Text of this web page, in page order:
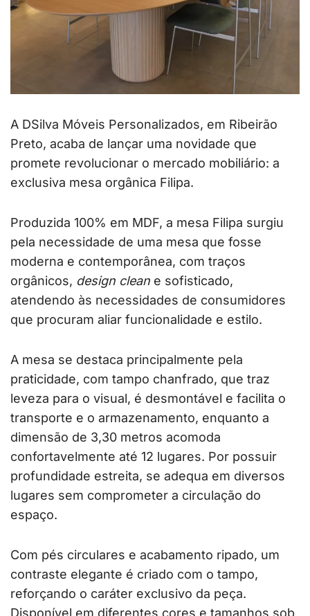
A DSilva Móveis Personalizados, em Ribeirão
Preto, acaba de lançar uma novidade que
promete revolucionar o mercado mobiliário: a
exclusiva mesa orgânica Filipa.
Produzida 100% em MDF, a mesa Filipa surgiu
pela necessidade de uma mesa que fosse
moderna e contemporânea, com traços
orgânicos, design clean e sofisticado,
atendendo às necessidades de consumidores
que procuram aliar funcionalidade e estilo.
A mesa se destaca principalmente pela
praticidade, com tampo chanfrado, que traz
leveza para o visual, é desmontável e facilita o
transporte e o armazenamento, enquanto a
dimensão de 3,30 metros acomoda
confortavelmente até 12 lugares. Por possuir
profundidade estreita, se adequa em diversos
lugares sem comprometer a circulação do
espaço.
Com pés circulares e acabamento ripado, um
contraste elegante é criado com o tampo,
reforçando o caráter exclusivo da peça.
Disponível em diferentes cores e tamanhos sob